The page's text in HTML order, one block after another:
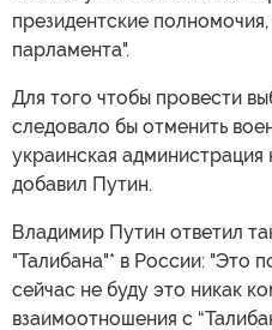
президентские
парламента".
Для того чтобы провести
следовало бы отменить
украинская администрация
добавил Путин.
Владимир Путин ответил
"Талибана"* в России: "Это
сейчас не буду это никак
взаимоотношения с